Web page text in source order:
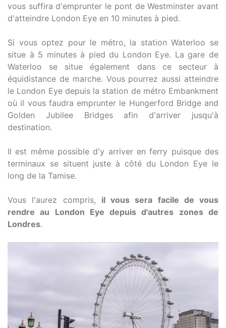
vous suffira d'emprunter le pont de Westminster avant
d'atteindre London Eye en 10 minutes à pied.
Si vous optez pour le métro, la station Waterloo se
situe à 5 minutes à pied du London Eye. La gare de
Waterloo se situe également dans ce secteur à
équidistance de marche. Vous pourrez aussi atteindre
le London Eye depuis la station de métro Embankment
où il vous faudra emprunter le Hungerford Bridge and
Golden Jubilee Bridges afin d'arriver jusqu'à
destination.
Il est même possible d'y arriver en ferry puisque des
terminaux se situent juste à côté du London Eye le
long de la Tamise.
Vous l'aurez compris, il vous sera facile de vous
rendre au London Eye depuis d'autres zones de
Londres.